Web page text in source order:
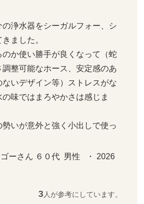
浄水器をシーガルフォー、シ
ました。
のか使い勝手が良くなって（蛇
整可能なホース、安定感のあ
ないデザイン等）ストレスがな
の味ではまろやかさは感じま
いが意外と強く小出しで使っ
ゴーさん ６０代  男性   ・ 2026
3人が参考にしています。